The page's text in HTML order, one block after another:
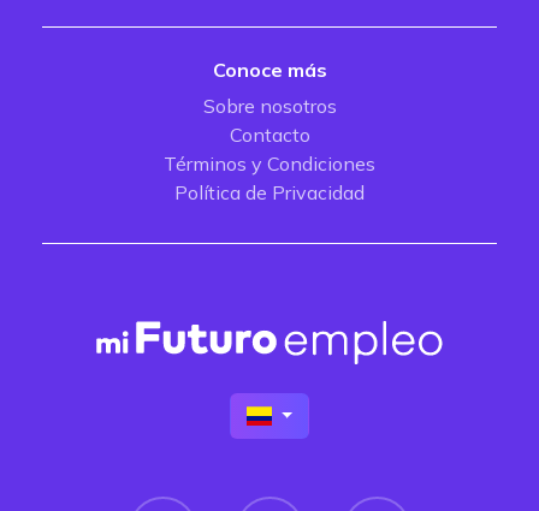
Conoce más
Sobre nosotros
Contacto
Términos y Condiciones
Política de Privacidad